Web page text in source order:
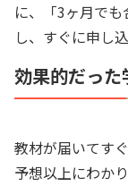
に、「3ヶ月で
し、すぐに申し
効果的だった
教材が届いてす
予想以上にわか